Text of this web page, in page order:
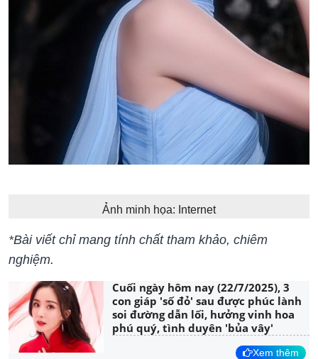
Ảnh minh họa: Internet
*Bài viết chỉ mang tính chất tham khảo, chiêm
nghiệm.
Cuối ngày hôm nay (22/7/2025), 3
con giáp 'số đỏ' sau được phúc lành
soi đường dẫn lối, hưởng vinh hoa
phú quý, tình duyên 'bủa vây'
Xem thêm